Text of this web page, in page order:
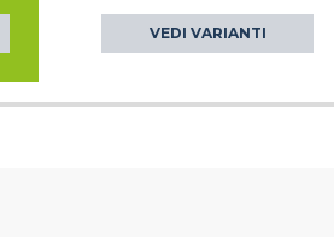
VEDI VARIANTI